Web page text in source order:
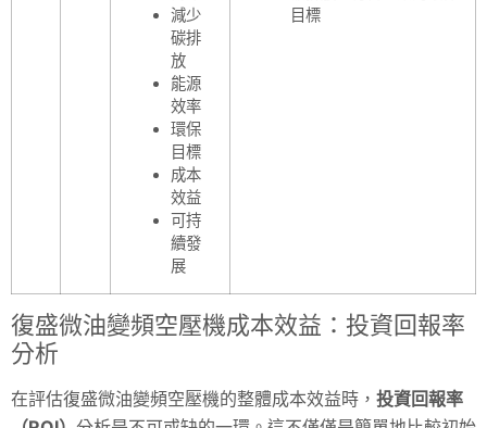
減少
碳排
放
能源
效率
環保
目標
成本
效益
可持
續發
展
目標
復盛微油變頻空壓機成本效益：投資回報率
分析
在評估復盛微油變頻空壓機的整體成本效益時， 投資回報率